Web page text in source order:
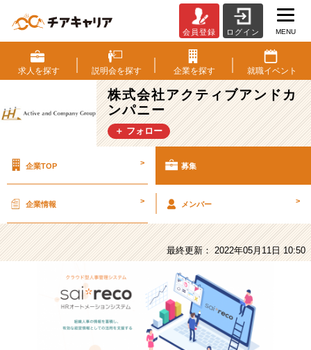
式
会
社
ア
ク
テ
ィ
ン
ン
採
求
会員登録 ログイン MENU
求人を探す 説明会を探す 企業を探す 就職イベント
株式会社アクティブアンドカ
ンパニー
＋ フォロー
企業TOP > 募集
企業情報 > メンバー >
最終更新： 2022年05月11日 10:50